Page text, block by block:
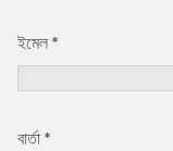
ইমেল*
বার্তা*